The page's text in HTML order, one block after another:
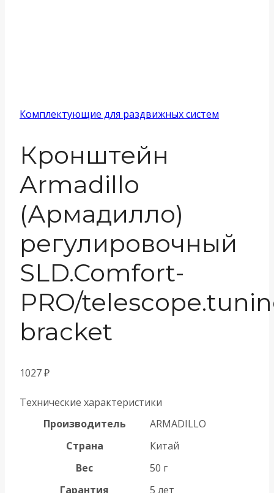
Комплектующие для раздвижных систем
Кронштейн
Armadillo
(Армадилло)
регулировочный
SLD.Comfort-
PRO/
bracket
1027₽
Технические характеристики
Производитель
ARMADILLO
Страна
Китай
Вес
50 г
Гарантия
5 лет